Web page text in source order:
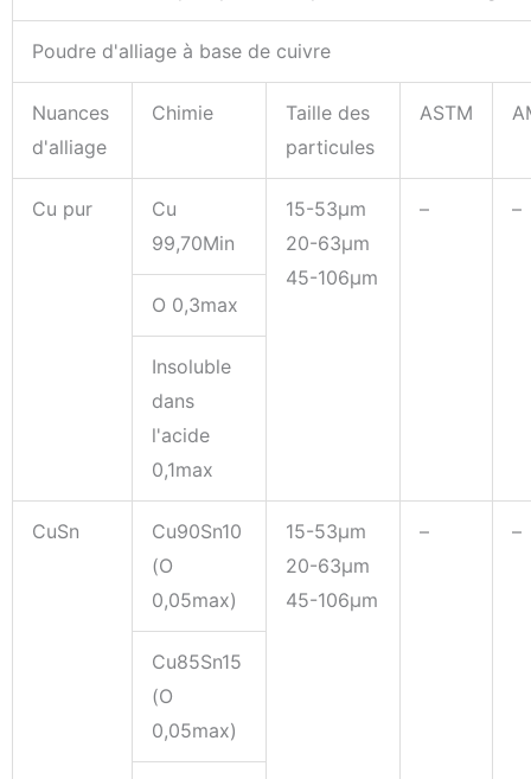
Poudre d'alliage à base de cuivre
Nuances
d'alliage
Chimie
Taille des
particules
ASTM
Cu pur
Cu
99,70Min
15-53μm
20-63μm
45-106μm
– –
O 0,3max
Insoluble
dans
l'acide
0,1max
CuSn
Cu90Sn10
(O
0,05max)
15-53μm
20-63μm
45-106μm
– –
Cu85Sn15
(O
0,05max)